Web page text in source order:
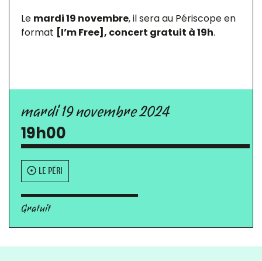
Le mardi 19 novembre, il sera au Périscope en
format [I’m Free], concert gratuit à 19h.
mardi 19 novembre 2024
19h00
LE PÉRI
Gratuit